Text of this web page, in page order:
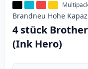
Brandneu Hohe
4 stück
(Ink Hero)